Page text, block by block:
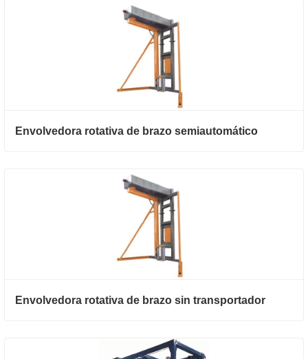
Envolvedora rotativa de brazo semiautomático
Envolvedora rotativa de brazo sin transportador